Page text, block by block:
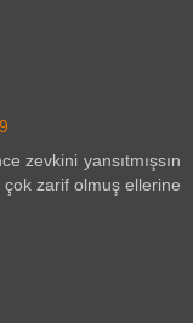
zevkini yansıtmışsın
çok zarif olmuş ellerine